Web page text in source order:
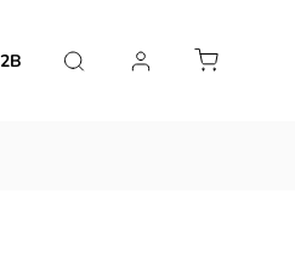
Dekorace